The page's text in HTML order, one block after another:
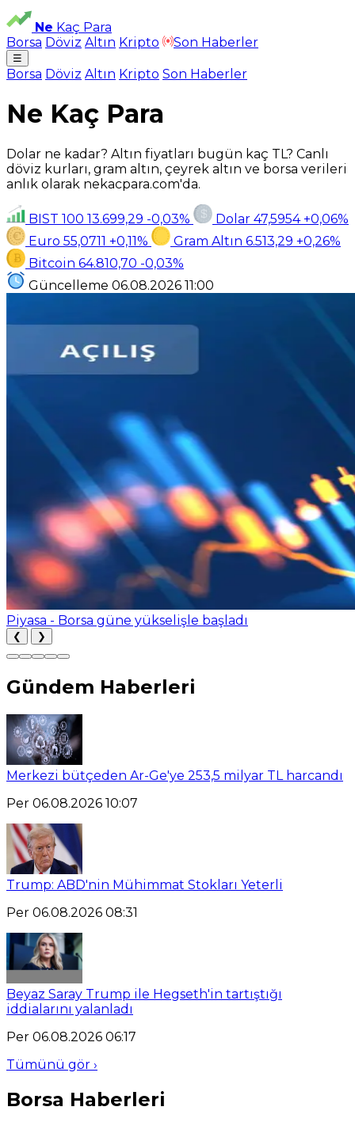
Ne Kaç Para
Borsa Döviz Altın Kripto Son Haberler
☰
Borsa Döviz Altın Kripto Son Haberler
Ne Kaç Para
Dolar ne kadar? Altın fiyatları bugün kaç TL? Canlı
döviz kurları, gram altın, çeyrek altın ve borsa verileri
anlık olarak nekacpara.com'da.
BIST 100 13.699,29 -0,03% Dolar 47,5954 +0,06%
Euro 55,0711 +0,11% Gram Altın 6.513,29 +0,26%
Bitcoin 64.810,70 -0,03%
Güncelleme 06.08.2026 11:00
Piyasa - Borsa güne yükselişle başladı
❮ ❯
Gündem Haberleri
Merkezi bütçeden Ar-Ge'ye 253,5 milyar TL harcandı
Per 06.08.2026 10:07
Trump: ABD'nin Mühimmat Stokları Yeterli
Per 06.08.2026 08:31
Beyaz Saray Trump ile Hegseth'in tartıştığı
iddialarını yalanladı
Per 06.08.2026 06:17
Tümünü gör ›
Borsa Haberleri